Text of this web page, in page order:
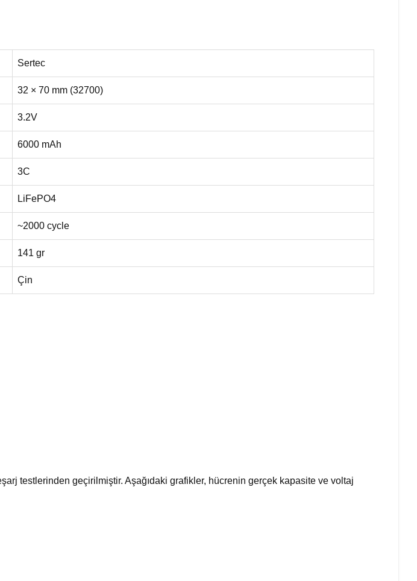
Sertec
32 × 70 mm (32700)
3.2V
6000 mAh
3C
LiFePO4
~2000 cycle
141 gr
Çin
testlerinden geçirilmiştir. Aşağıdaki grafikler, hücrenin gerçek kapasite ve voltaj